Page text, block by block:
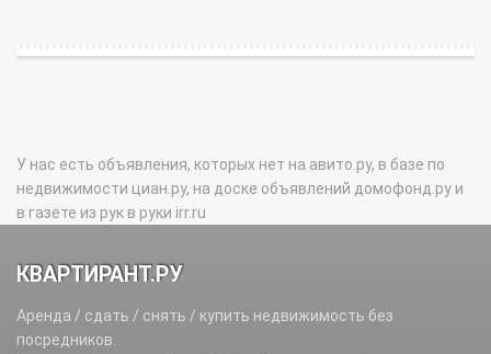
У нас есть объявления, которых нет на авито.ру, в базе по
недвижимости циан.ру, на доске объявлений домофонд.ру и
в газете из рук в руки irr.ru
КВАРТИРАНТ.РУ
Аренда / сдать / снять / купить недвижимость без
посредников.